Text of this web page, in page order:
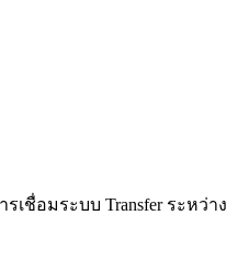
เชื่อมระบบ Transfer ระหว่าง